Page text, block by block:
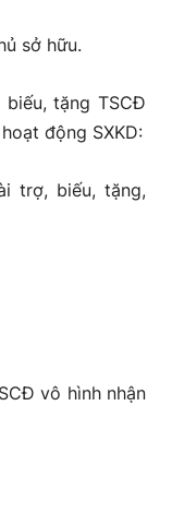
sở hữu.
tặng TSCĐ
động SXKD:
trợ, biếu, tặng,
vô hình nhận